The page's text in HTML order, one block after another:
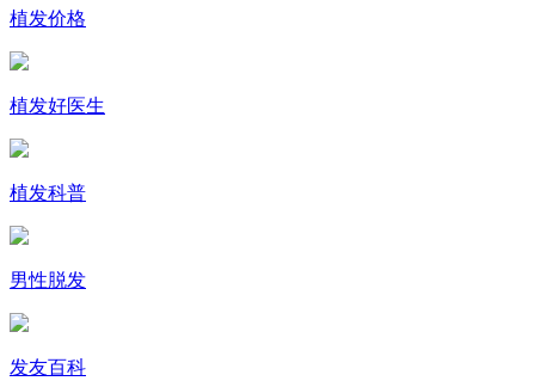
植发价格
植发好医生
植发科普
男性脱发
发友百科